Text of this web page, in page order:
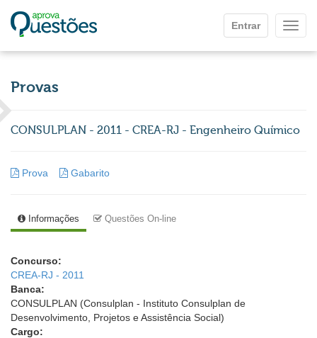
Entrar
Provas
CONSULPLAN - 2011 - CREA-RJ - Engenheiro Químico
Prova Gabarito
Informações Questões On-line
Concurso:
CREA-RJ - 2011
Banca:
CONSULPLAN (Consulplan - Instituto Consulplan de
Desenvolvimento, Projetos e Assistência Social)
Cargo: